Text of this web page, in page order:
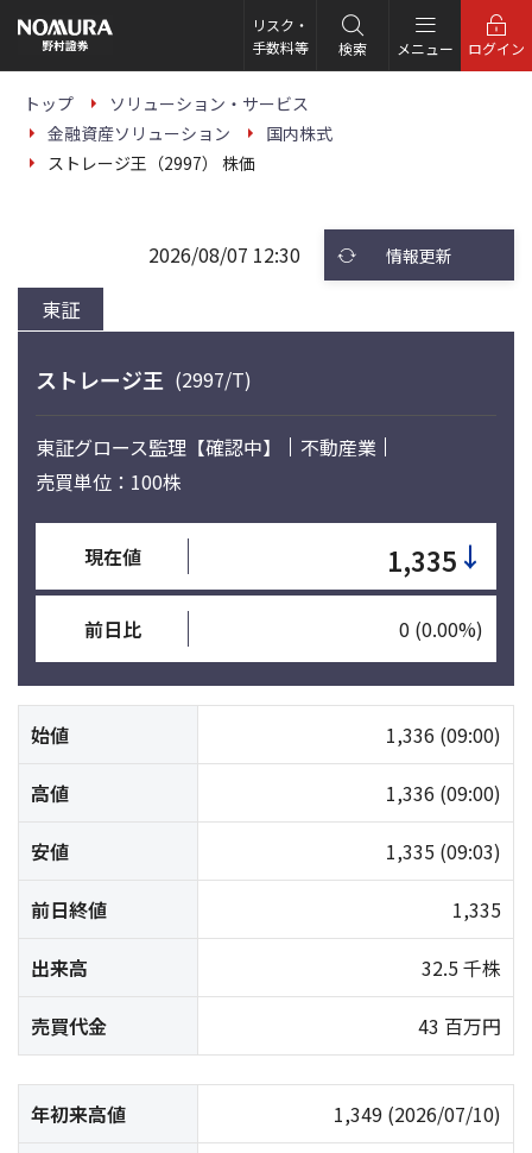
の
ー
リスク・
手数料等
検索 メニュー ログイン
トップ
ソリューション・サービス
金融資産ソリューション
国内株式
ストレージ王（2997） 株価
東証
2026/08/07 12:30 情報更新
ストレージ王 (2997/T)
東証グロース監理【確認中】
不動産業
売買単位：100株
現在値 1,335 ↓
前日比 0 (0.00%)
始値 1,336 (09:00)
高値 1,336 (09:00)
安値 1,335 (09:03)
前日終値 1,335
出来高 32.5 千株
売買代金 43 百万円
年初来高値 1,349 (2026/07/10)